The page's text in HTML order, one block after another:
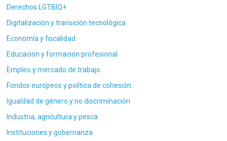
Derechos LGTBIQ+
Digitalización y transición tecnológica
Economía y fiscalidad
Educación y formación profesional
Empleo y mercado de trabajo
Fondos europeos y política de cohesión
Igualdad de género y no discriminación
Industria, agricultura y pesca
Instituciones y gobernanza